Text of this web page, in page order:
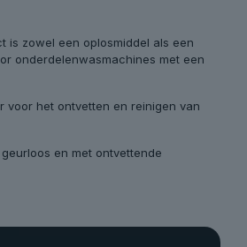
is zowel een oplosmiddel als een
onderdelenwasmachines met een
voor het ontvetten en reinigen van
en met ontvettende